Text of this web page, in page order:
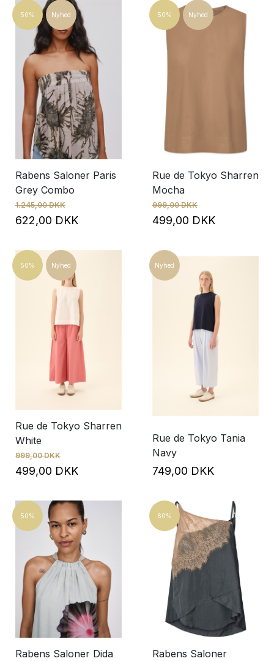
50% Nyhed
Rabens Saloner Paris
Grey Combo
1.245,00 DKK
622,00 DKK
50% Nyhed
Rue de Tokyo Sharren
Mocha
999,00 DKK
499,00 DKK
50% Nyhed
Rue de Tokyo Sharren
White
999,00 DKK
499,00 DKK
Nyhed
Rue de Tokyo Tania
Navy
749,00 DKK
50%
Rabens Saloner Dida
60%
Rabens Saloner